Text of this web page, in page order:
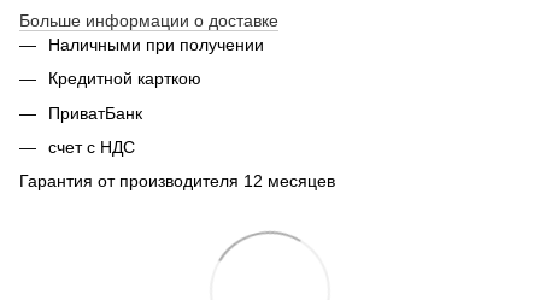
Больше информации о доставке
Наличными при получении
Кредитной карткою
ПриватБанк
счет с НДС
Гарантия от производителя 12 месяцев